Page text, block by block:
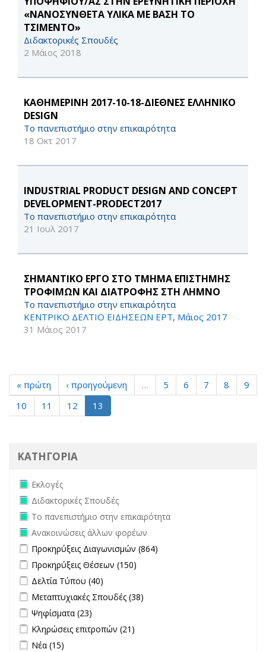
«ΝΑΝΟΣΥΝΘΕΤΑ ΥΛΙΚΑ ΜΕ ΒΑΣΗ ΤΟ
ΤΣΙΜΕΝΤΟ»
Διδακτορικές Σπουδές
2 Μάιος 2018
KΑΘΗΜΕΡΙΝΗ 2017-10-18-ΔΙΕΘΝΕΣ ΕΛΛΗΝΙΚΟ
DESIGN
Το πανεπιστήμιο στην επικαιρότητα
18 Οκτ 2017
INDUSTRIAL PRODUCT DESIGN AND CONCEPT
DEVELOPMENT-PRODECT2017
Το πανεπιστήμιο στην επικαιρότητα
21 Ιουλ 2017
ΣΗΜΑΝΤΙΚΟ ΕΡΓΟ ΣΤΟ ΤΜΗΜΑ ΕΠΙΣΤΗΜΗΣ
ΤΡΟΦΙΜΩΝ ΚΑΙ ΔΙΑΤΡΟΦΗΣ ΣΤΗ ΛΗΜΝΟ
Το πανεπιστήμιο στην επικαιρότητα
ΚΕΝΤΡΙΚΟ ΔΕΛΤΙΟ ΕΙΔΗΣΕΩΝ ΕΡΤ, Μάιος 2017
31 Μάιος 2017
« πρώτη ‹ προηγούμενη … 5 6 7 8
9
10
11 12 13
ΚΑΤΗΓΟΡΙΑ
Remove Εκλογές filter
Εκλογές
Remove Διδακτορικές Σπουδές filter
Διδακτορικές Σπουδές
Remove Το πανεπιστήμιο στην επικαιρότητα filter
Το πανεπιστήμιο στην επικαιρότητα
Remove Ανακοινώσεις άλλων φορέων filter
Ανακοινώσεις άλλων φορέων
Apply Προκηρύξεις Διαγωνισμών filter
Προκηρύξεις Διαγωνισμών (864)
Apply Προκηρύξεις Θέσεων filter
Προκηρύξεις Θέσεων (150)
Apply Δελτία Τύπου filter
Δελτία Τύπου (40)
Apply Μεταπτυχιακές Σπουδές filter
Μεταπτυχιακές Σπουδές (38)
Apply Ψηφίσματα filter
Ψηφίσματα (23)
Apply Κληρώσεις επιτροπών filter
Κληρώσεις επιτροπών (21)
Apply Νέα filter
Νέα (15)